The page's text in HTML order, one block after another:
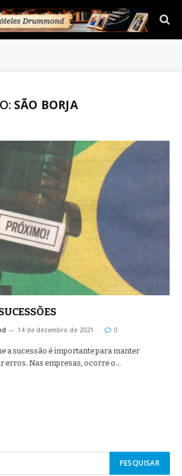
SÃO BORJA
14 de dezembro de 2021 0
a sucessão é importante para manter
erros. Nas empresas, ocorre o…